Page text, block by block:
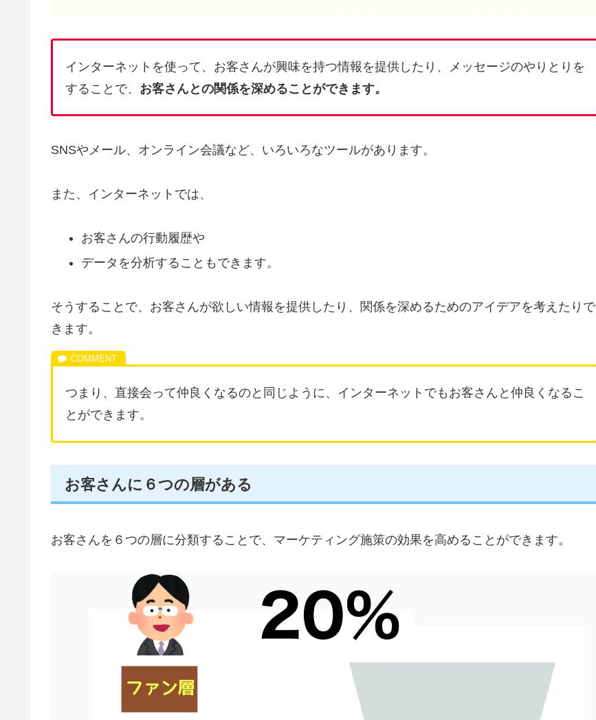
インターネットを使って、お客さんが興味を持つ情報を提供したり、メッセージのやりとりを
することで、 お客さんとの関係を深めることができます。
SNSやメール、オンライン会議など、いろいろなツールがあります。
また、インターネットでは、
お客さんの行動履歴や
データを分析することもできます。
そうすることで、お客さんが欲しい情報を提供したり、関係を深めるためのアイデアを考えたりで
きます。
つまり、直接会って仲良くなるのと同じように、インターネットでもお客さんと仲良くなるこ
とができます。
お客さんに６つの層がある
お客さんを６つの層に分類することで、マーケティング施策の効果を高めることができます。